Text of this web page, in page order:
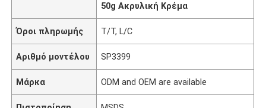
50g Ακρυλική Κρέμα
Όροι πληρωμής T/T, L/C
Αριθμό μοντέλου SP3399
Μάρκα ODM and OEM are available